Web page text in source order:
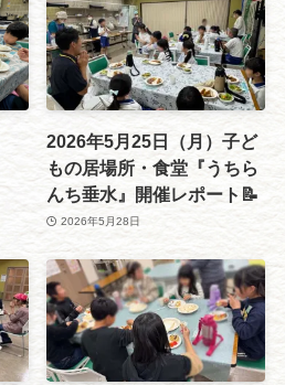
2026年5月25日（月）子ど
もの居場所・食堂『うちら
んち垂水』開催レポート📝
2026年5月28日